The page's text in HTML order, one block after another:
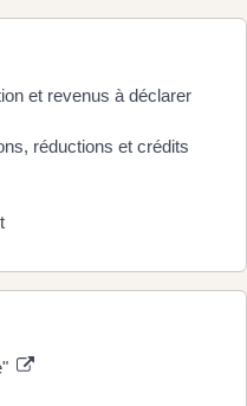
et revenus à déclarer
réductions et crédits